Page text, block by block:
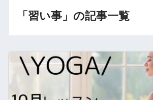
「習い事」の記事一覧